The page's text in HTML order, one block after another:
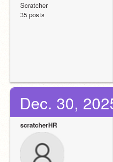
Scratcher
35 posts
Dec. 30,
scratcherHR